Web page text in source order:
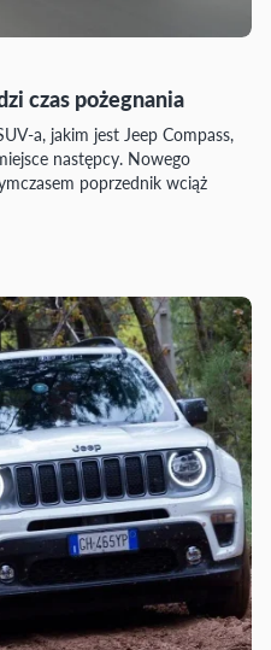
czas pożegnania
a, jakim jest Jeep Compass,
następcy. Nowego
poprzednik wciąż